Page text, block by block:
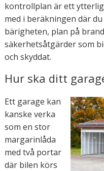
kontrollplan är ett
med i beräkningen där
bärigheten, plan på
säkerhetsåtgärder som
och skyddat.
Hur ska ditt
Ett garage kan
kanske verka
som en stor
margarinlåda
med två portar
där bilen körs